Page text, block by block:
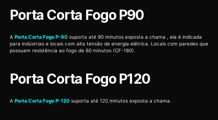
Porta Corta Fogo P90
A Porta Corta Fogo P-90 suporta até 90 minutos exposta a chama , ela é indicada
para indústrias e locais com alta tensão de energia elétrica. Locais com paredes que
possuem resistência ao fogo de 60 minutos (CF-180).
Porta Corta Fogo P120
A Porta Corta Fogo P-120 suporta até 120 minutos exposta a chama.